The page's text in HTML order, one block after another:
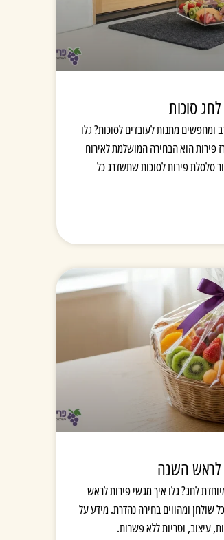
סוכות
ומחפשים מתנות לעובדים לסוכות? גלו
פירות הוא הבחירה המושלמת לאירוח
סלסלת פירות לסוכות שתשדרג כל
לראש השנה
לחג? גלו איך מגשי פירות לראש
שולחן ומהווים בחירה נהדרת. מידע על
עיצוב, וטריות ללא פשרות.